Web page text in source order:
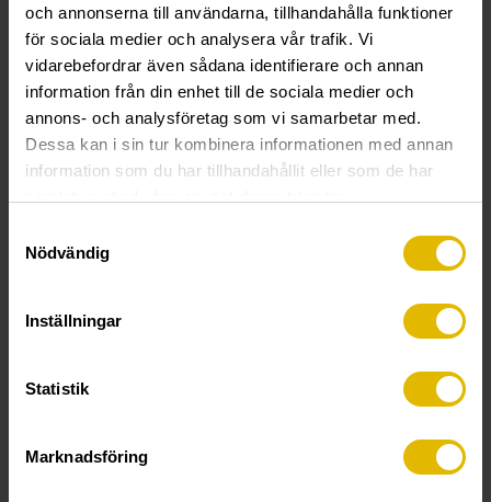
och annonserna till användarna, tillhandahålla funktioner
för sociala medier och analysera vår trafik. Vi
vidarebefordrar även sådana identifierare och annan
information från din enhet till de sociala medier och
annons- och analysföretag som vi samarbetar med.
Dessa kan i sin tur kombinera informationen med annan
information som du har tillhandahållit eller som de har
Nödvändig
Inställningar
Statistik
Marknadsföring
TEKNISK INFORMASJON
Vingeskrue (utvendig) til bjelke maks. 6 mm
Funksjon:Borspiss og gjenger tilpasset forankring i stål
under hodet forsenker skruen.
Materiale:Settherdet stål.
Zincotech Ag, korrosivitetsklasse
C4, til utendørsbruk.
Skrutrekker med turtall 1 000–2
000 o/m anbefales.